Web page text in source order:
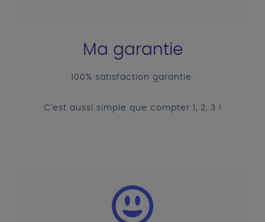
Ma garantie
100% satisfaction garantie.
C'est aussi simple que compter 1, 2, 3 !